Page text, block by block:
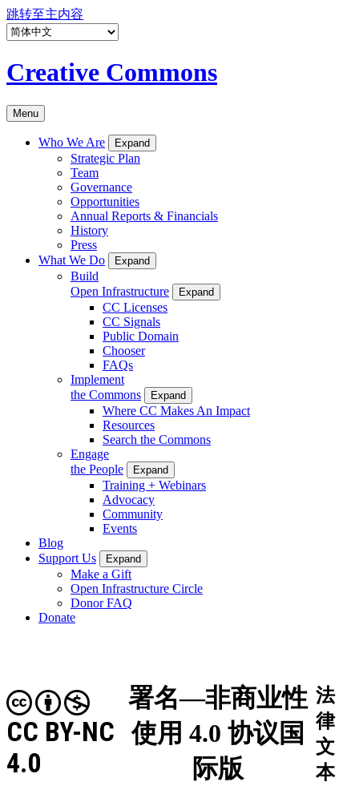
跳转至主内容
Creative Commons
Menu
Who We Are Expand
Strategic Plan
Team
Governance
Opportunities
Annual Reports & Financials
History
Press
What We Do
Expand
Build
Open Infrastructure
Expand
CC Licenses
CC Signals
Public Domain
Chooser
FAQs
Implement
the Commons
Expand
Where CC Makes An Impact
Resources
Search the Commons
Engage
the People
Expand
Training + Webinars
Advocacy
Community
Events
Blog
Support Us
Expand
Make a Gift
Open Infrastructure Circle
Donor FAQ
Donate
署名—非商业性
使用 4.0 协议国
际版
CC BY-NC
4.0
法
律
文
本